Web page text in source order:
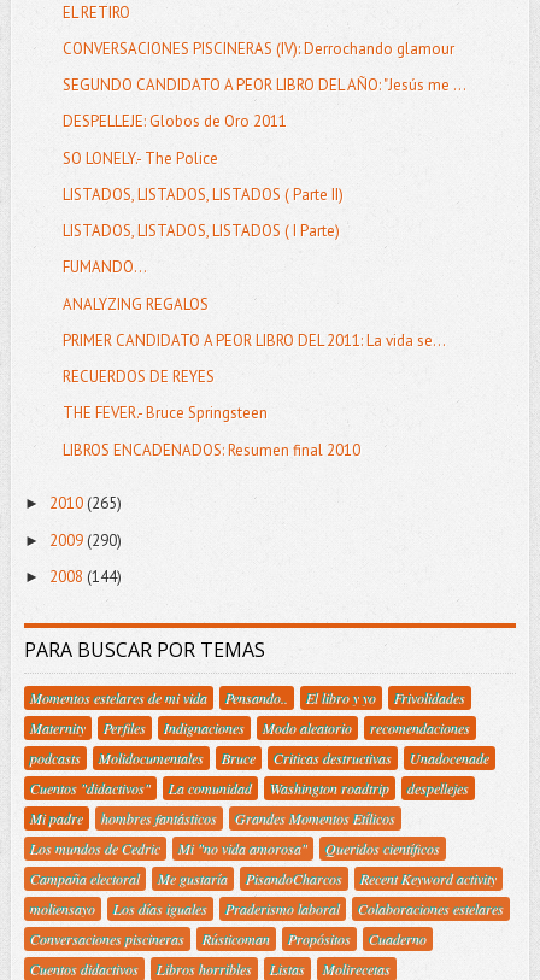
EL RETIRO
CONVERSACIONES PISCINERAS (IV): Derrochando glamour
SEGUNDO CANDIDATO A PEOR LIBRO DEL AÑO: "Jesús me ...
DESPELLEJE: Globos de Oro 2011
SO LONELY.- The Police
LISTADOS, LISTADOS, LISTADOS ( Parte II)
LISTADOS, LISTADOS, LISTADOS ( I Parte)
FUMANDO...
ANALYZING REGALOS
PRIMER CANDIDATO A PEOR LIBRO DEL 2011: La vida se...
RECUERDOS DE REYES
THE FEVER.- Bruce Springsteen
LIBROS ENCADENADOS: Resumen final 2010
► 2010(265)
► 2009(290)
► 2008 (144)
PARA BUSCAR POR TEMAS
Momentos estelares de mi vida Pensando.. El libro y yo
Frivolidades
Maternity
Perfiles Indignaciones Modo aleatorio
recomendaciones
podcasts
Molidocumentales Bruce Criticas destructivas
Unadocenade
Cuentos "didactivos"
La comunidad Washington roadtrip
despellejes
Mi padre
hombres fantásticos
Grandes Momentos Etílicos
Los mundos de Cedric
Mi "no vida amorosa"
Queridos científicos
Campaña electoral
Me gustaría PisandoCharcos
Recent Keyword activity
moliensayo
Los días iguales Praderismo laboral
Colaboraciones estelares
Conversaciones piscineras
Rústicoman Propósitos
Cuaderno
Cuentos didactivos
Libros horribles Listas
Molirecetas